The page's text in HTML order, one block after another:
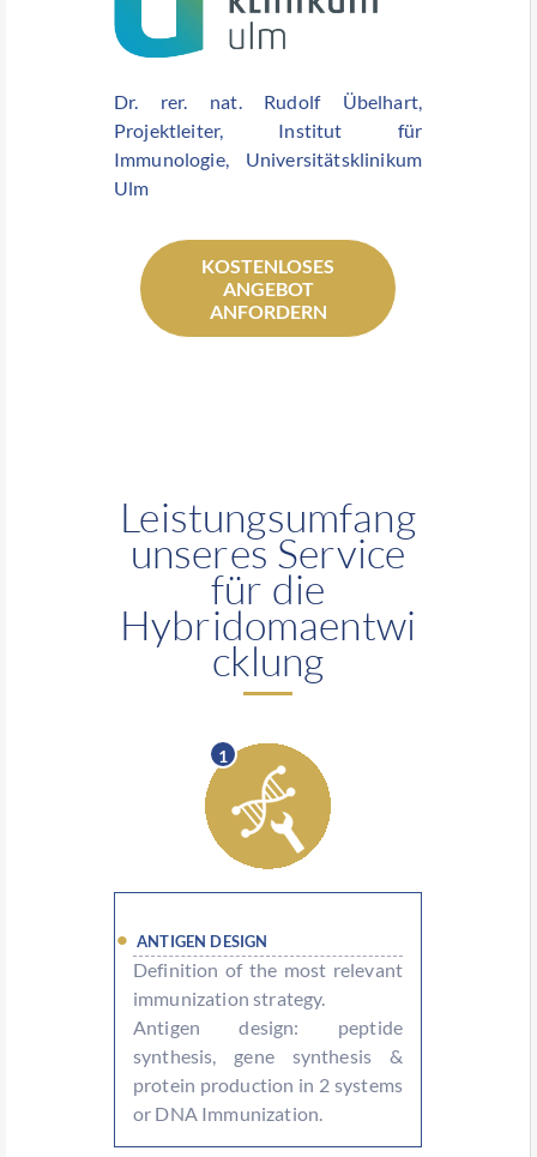
Dr. rer. nat. Rudolf Übelhart,
Projektleiter, Institut für
Immunologie, Universitätsklinikum
Ulm
KOSTENLOSES
ANGEBOT
ANFORDERN
Leistungsumfang
unseres Service
für die
Hybridomaentwi
cklung
1
ANTIGEN DESIGN
Definition of the most relevant
immunization strategy.
Antigen design: peptide
synthesis, gene synthesis &
protein production in 2 systems
or DNA Immunization.